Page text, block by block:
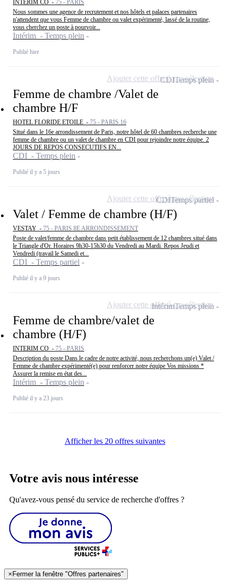
INTERIM CO - 75 - PARIS
Nous sommes une agence de recrutement et nos hôtels et palaces partenaires
n'attendent que vous Femme de chambre ou valet expérimenté, lassé de la routine,
vous cherchez un poste à pourvoir...
Intérim - Temps plein
Publié hier
Femme de chambre /Valet de
chambre H/F
HOTEL FLORIDE ETOILE - 75 - PARIS 16
Situé dans le 16e arrondissement de Paris, notre hôtel de 60 chambres recherche une
femme de chambre ou un valet de chambre en CDI pour rejoindre notre équipe. 2
JOURS DE REPOS CONSECUTIFS EN...
CDI - Temps plein
Publié il y a 5 jours
CDITemps plein
Ajouter cette offre à ma sélection
Valet / Femme de chambre (H/F)
VESTAY - 75 - PARIS 8E ARRONDISSEMENT
Poste de valet/femme de chambre dans petit établissement de 12 chambres situé dans
le Triangle d'Or. Horaires 9h30-15h30 du Vendredi au Mardi. Repos Jeudi et
Vendredi (travail le Samedi et...
CDI - Temps partiel
Publié il y a 9 jours
CDITemps partiel
Ajouter cette offre à ma sélection
Femme de chambre/valet de
chambre (H/F)
INTERIM CO - 75 - PARIS
Description du poste Dans le cadre de notre activité, nous recherchons un(e) Valet /
Femme de chambre expérimenté(e) pour renforcer notre équipe Vos missions *
Assurer la remise en état des...
Intérim - Temps plein
Publié il y a 23 jours
IntérimTemps plein
Ajouter cette offre à ma sélection
Afficher les 20 offres suivantes
Votre avis nous intéresse
Qu'avez-vous pensé du service de recherche d'offres ?
× Fermer la fenêtre "Offres partenaires"